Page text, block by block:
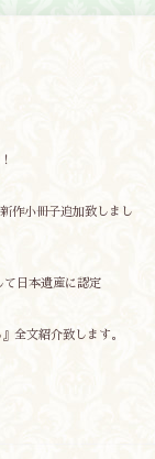
作小冊子追加致しまし
日本遺産に認定
全文紹介致します。